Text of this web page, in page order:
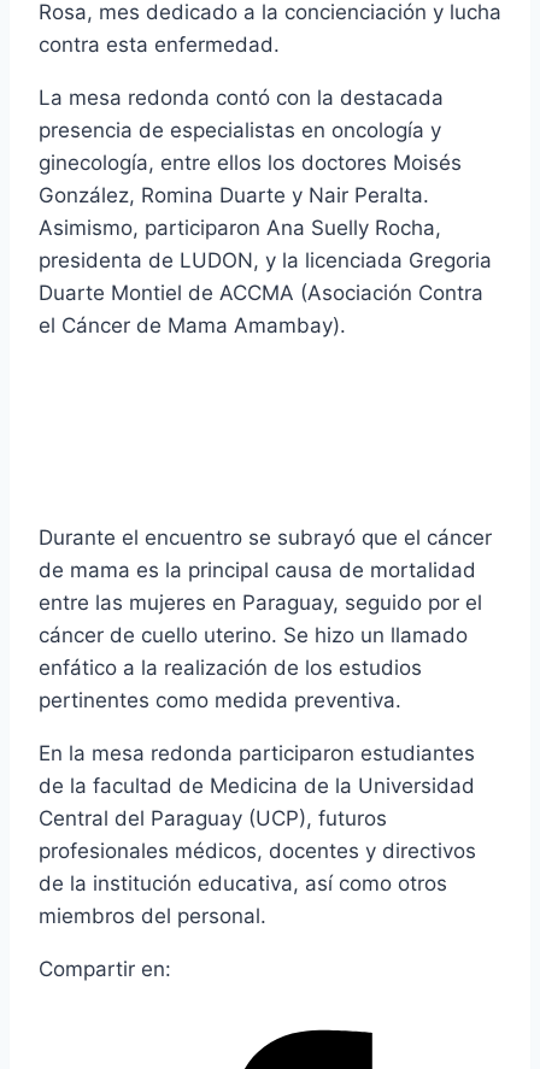
Rosa, mes dedicado a la concienciación y lucha
contra esta enfermedad.
La mesa redonda contó con la destacada
presencia de especialistas en oncología y
ginecología, entre ellos los doctores Moisés
González, Romina Duarte y Nair Peralta.
Asimismo, participaron Ana Suelly Rocha,
presidenta de LUDON, y la licenciada Gregoria
Duarte Montiel de ACCMA (Asociación Contra
el Cáncer de Mama Amambay).
Durante el encuentro se subrayó que el cáncer
de mama es la principal causa de mortalidad
entre las mujeres en Paraguay, seguido por el
cáncer de cuello uterino. Se hizo un llamado
enfático a la realización de los estudios
pertinentes como medida preventiva.
En la mesa redonda participaron estudiantes
de la facultad de Medicina de la Universidad
Central del Paraguay (UCP), futuros
profesionales médicos, docentes y directivos
de la institución educativa, así como otros
miembros del personal.
Compartir en: